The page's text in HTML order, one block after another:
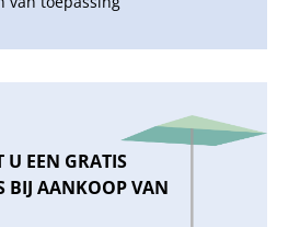
U EEN GRATIS
BIJ AANKOOP VAN